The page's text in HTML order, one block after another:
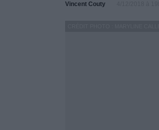
Vincent Couty